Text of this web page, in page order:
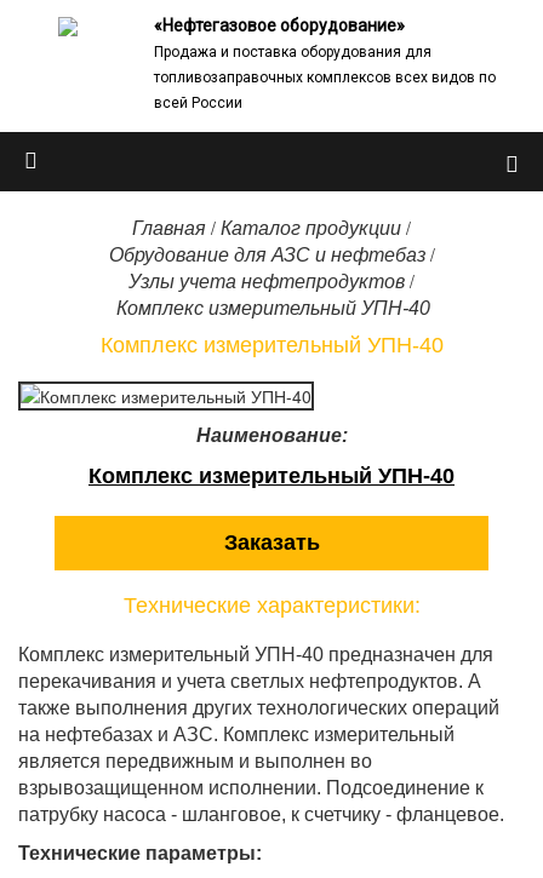
«Нефтегазовое оборудование»
Продажа и поставка оборудования для
топливозаправочных комплексов всех видов по
всей России
Главная / Каталог продукции /
Обрудование для АЗС и нефтебаз/
Узлы учета нефтепродуктов /
Комплекс измерительный УПН-40
Комплекс измерительный УПН-40
Наименование:
Комплекс измерительный УПН-40
Заказать
Технические характеристики:
Комплекс измерительный УПН-40 предназначен для
перекачивания и учета светлых нефтепродуктов. А
также выполнения других технологических операций
на нефтебазах и АЗС. Комплекс измерительный
является передвижным и выполнен во
взрывозащищенном исполнении. Подсоединение к
патрубку насоса - шланговое, к счетчику - фланцевое.
Технические параметры: